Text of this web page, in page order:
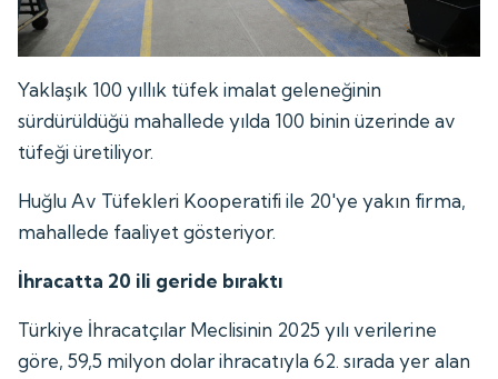
Yaklaşık 100 yıllık tüfek imalat geleneğinin
sürdürüldüğü mahallede yılda 100 binin üzerinde av
tüfeği üretiliyor.
Huğlu Av Tüfekleri Kooperatifi ile 20'ye yakın firma,
mahallede faaliyet gösteriyor.
İhracatta 20 ili geride bıraktı
Türkiye İhracatçılar Meclisinin 2025 yılı verilerine
göre, 59,5 milyon dolar ihracatıyla 62. sırada yer alan